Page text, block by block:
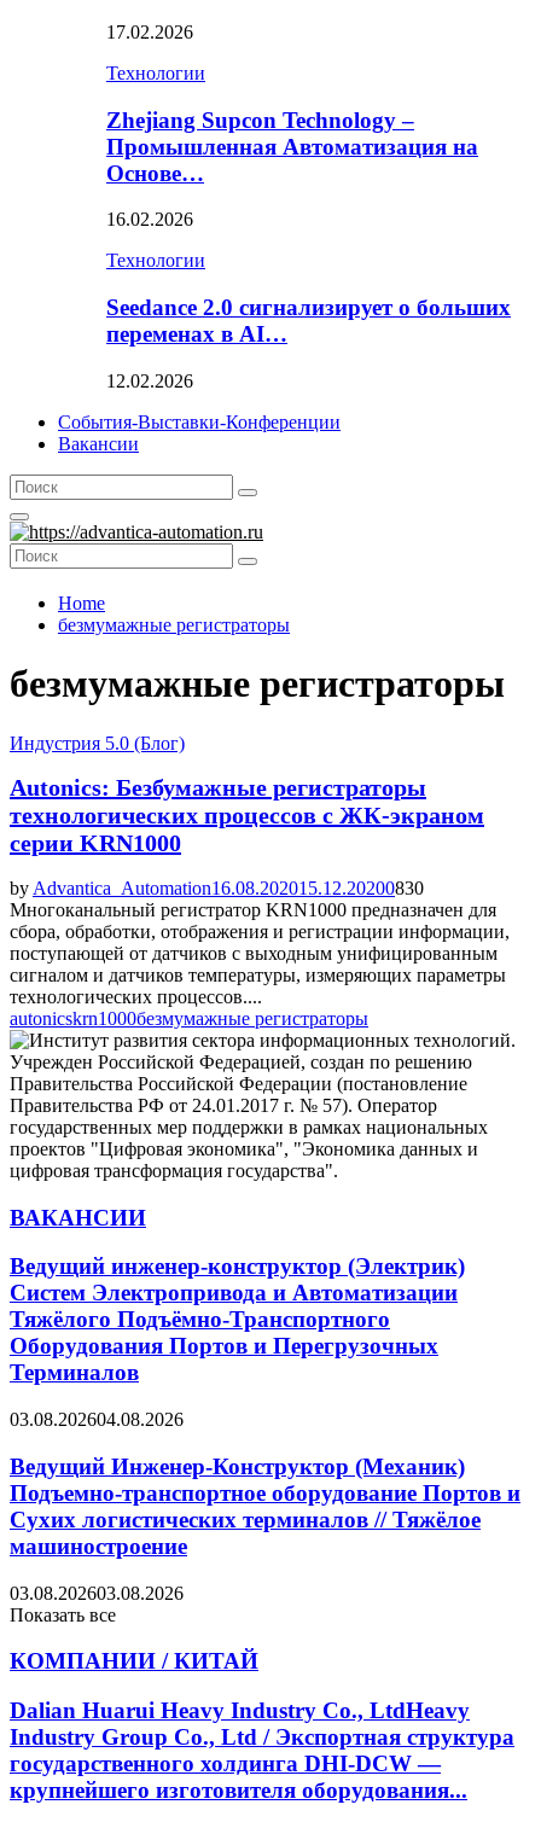
17.02.2026
Технологии
Zhejiang Supcon Technology –
Промышленная Автоматизация на
Основе…
16.02.2026
Технологии
Seedance 2.0 сигнализирует о больших
переменах в AI…
12.02.2026
События-Выставки-Конференции
Вакансии
Search
for:
Search
Primary
Menu
Search
for:
Search
Home
безмумажные регистраторы
безмумажные регистраторы
Индустрия 5.0 (Блог)
Autonics: Безбумажные регистраторы
технологических процессов с ЖК-экраном
серии KRN1000
by Advantica_Automation16.08.202015.12.20200830
Многоканальный регистратор KRN1000 предназначен для
сбора, обработки, отображения и регистрации информации,
поступающей от датчиков с выходным унифицированным
сигналом и датчиков температуры, измеряющих параметры
технологических процессов....
autonicskrn1000безмумажные регистраторы
ВАКАНСИИ
Ведущий инженер-конструктор (Электрик)
Систем Электропривода и Автоматизации
Тяжёлого Подъёмно-Транспортного
Оборудования Портов и Перегрузочных
Терминалов
03.08.202604.08.2026
Ведущий Инженер-Конструктор (Механик)
Подъемно-транспортное оборудование Портов и
Сухих логистических терминалов // Тяжёлое
машиностроение
03.08.202603.08.2026
Показать все
КОМПАНИИ / КИТАЙ
Dalian Huarui Heavy Industry Co., LtdHeavy
Industry Group Co., Ltd / Экспортная структура
государственного холдинга DHI-DCW —
крупнейшего изготовителя оборудования...